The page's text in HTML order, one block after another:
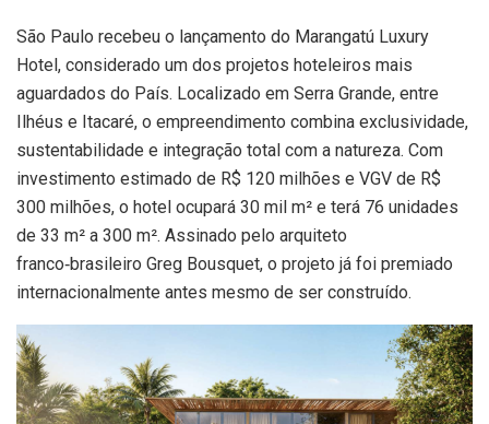
São Paulo recebeu o lançamento do Marangatú Luxury
Hotel, considerado um dos projetos hoteleiros mais
aguardados do País. Localizado em Serra Grande, entre
Ilhéus e Itacaré, o empreendimento combina exclusividade,
sustentabilidade e integração total com a natureza. Com
investimento estimado de R$ 120 milhões e VGV de R$
300 milhões, o hotel ocupará 30 mil m² e terá 76 unidades
de 33 m² a 300 m². Assinado pelo arquiteto
franco‑brasileiro Greg Bousquet, o projeto já foi premiado
internacionalmente antes mesmo de ser construído.